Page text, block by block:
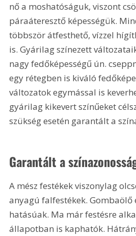
nő a moshatóságuk, viszont
páraáteresztő képességük.
többször átfesthető, vízzel
is. Gyárilag színezett
nagy fedőképességű ún.
egy rétegben is kiváló
változatok egymással is
gyárilag kikevert színűeket
szükség esetén garantált a
Garantált a
A mész festékek viszonylag
anyagú falfestékek.
hatásúak. Ma már festésre
állapotban is kaphatók.